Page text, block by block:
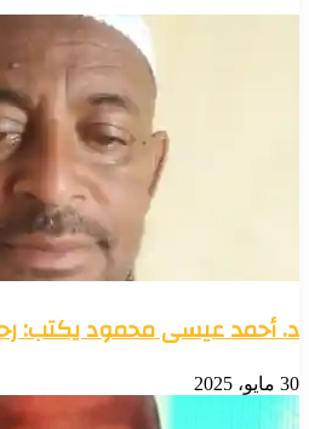
د. أحمد عيسى محمود يكتب:
30 مايو، 2025